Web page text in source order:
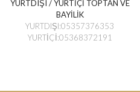
YURTDIŞI / YURTİÇİ TOPTAN VE
BAYİLİK
YURTDIŞI:05357376353
YURTİÇİ:05368372191